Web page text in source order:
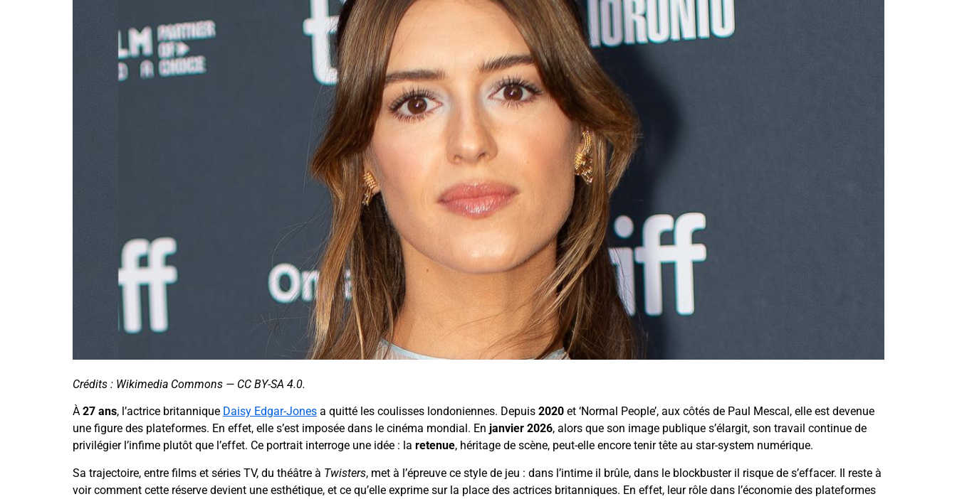
Crédits : Wikimedia Commons — CC BY-SA 4.0.
À 27 ans, l’actrice britannique Daisy Edgar-Jones a quitté les coulisses londoniennes. Depuis 2020 et ‘Normal People’, aux côtés de Paul Mescal, elle est devenue
une figure des plateformes. En effet, elle s’est imposée dans le cinéma mondial. En janvier 2026, alors que son image publique s’élargit, son travail continue de
privilégier l’infime plutôt que l’effet. Ce portrait interroge une idée : la retenue, héritage de scène, peut-elle encore tenir tête au star-system numérique.
Sa trajectoire, entre films et séries TV, du théâtre à Twisters, met à l’épreuve ce style de jeu : dans l’intime il brûle, dans le blockbuster il risque de s’effacer. Il reste à
voir comment cette réserve devient une esthétique, et ce qu’elle exprime sur la place des actrices britanniques. En effet, leur rôle dans l’économie des plateformes